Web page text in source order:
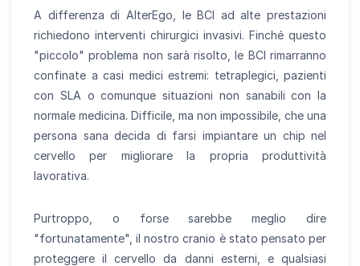
A differenza di AlterEgo, le BCI ad alte prestazioni
richiedono interventi chirurgici invasivi. Finché questo
"piccolo" problema non sarà risolto, le BCI rimarranno
confinate a casi medici estremi: tetraplegici, pazienti
con SLA o comunque situazioni non sanabili con la
normale medicina. Difficile, ma non impossibile, che una
persona sana decida di farsi impiantare un chip nel
cervello per migliorare la propria produttività
lavorativa.
Purtroppo, o forse sarebbe meglio dire
"fortunatamente", il nostro cranio è stato pensato per
proteggere il cervello da danni esterni, e qualsiasi